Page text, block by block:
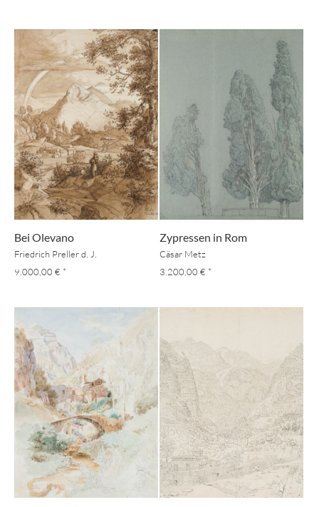
Bei Olevano
Friedrich Preller d. J.
9.000,00 € *
Zypressen in Rom
Cäsar Metz
3.200,00 € *